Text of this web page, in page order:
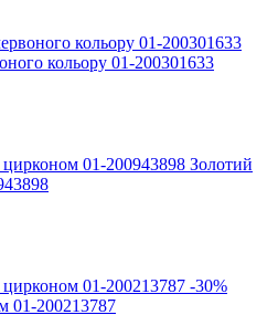
кольору 01-200301633
Золотий
-30%
01-200213787